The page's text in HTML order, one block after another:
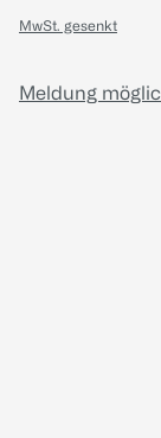
MwSt. gesenkt
Meldung